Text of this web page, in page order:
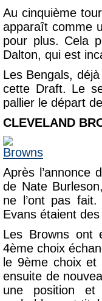
Au cinquième
apparaît comme
pour plus. Cela
Dalton, qui est
Les Bengals,
cette Draft. Le
pallier le départ
CLEVELAND
Après l’annonce
de Nate
ne l’ont pas
Evans étaient
Les Browns ont
4ème choix
le 9èmechoix et
ensuite de
une position et